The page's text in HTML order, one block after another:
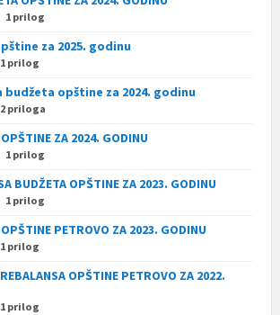
1 prilog
za 2025. godinu
1 prilog
budžeta opštine za 2024. godinu
2 priloga
ZA 2024. GODINU
1 prilog
BUDŽETA OPŠTINE ZA 2023. GODINU
1 prilog
PETROVO ZA 2023. GODINU
1 prilog
OPŠTINE PETROVO ZA 2022.
1 prilog